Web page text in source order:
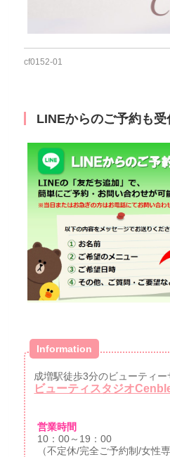
cf0152‐01
LINEからのご予約も受
Information
成増駅徒歩3分のビューティー
ビューティスタジオ
営業時間
10：00～19：00
（不定休/完全ご予約制/女性専